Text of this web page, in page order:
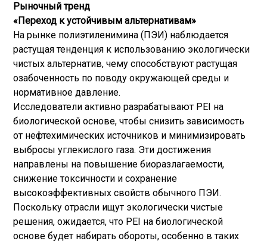
Рыночный тренд
«Переход к устойчивым альтернативам»
На рынке полиэтиленимина (ПЭИ) наблюдается
растущая тенденция к использованию экологически
чистых альтернатив, чему способствуют растущая
озабоченность по поводу окружающей среды и
нормативное давление.
Исследователи активно разрабатывают PEI на
биологической основе, чтобы снизить зависимость
от нефтехимических источников и минимизировать
выбросы углекислого газа. Эти достижения
направлены на повышение биоразлагаемости,
снижение токсичности и сохранение
высокоэффективных свойств обычного ПЭИ.
Поскольку отрасли ищут экологически чистые
решения, ожидается, что PEI на биологической
основе будет набирать обороты, особенно в таких